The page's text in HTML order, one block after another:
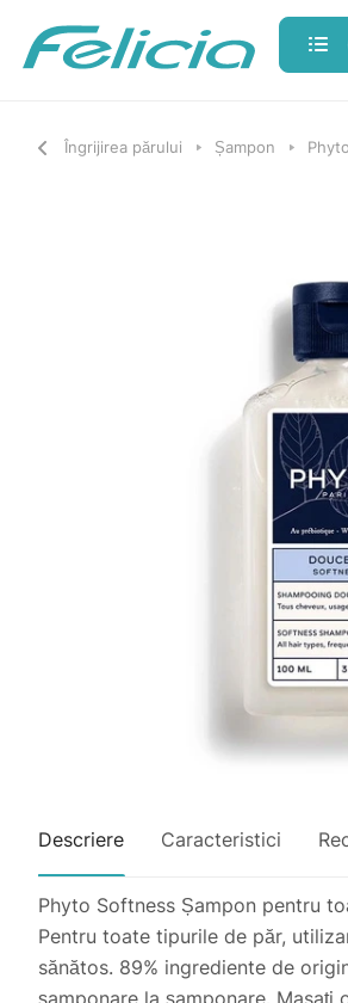
Îngrijirea părului Șampon
Descriere Caracteristici
Phyto Softness Șampon pentru
Pentru toate tipurile de păr,
sănătos. 89% ingrediente de
șamponare la șamponare.